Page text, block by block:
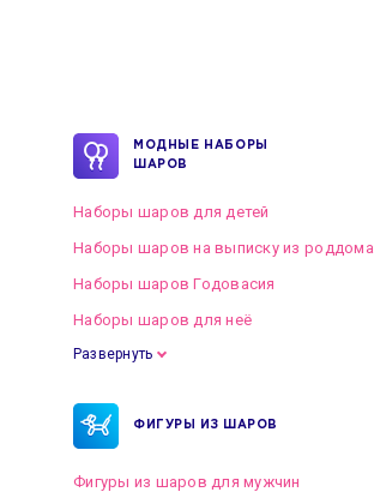
МОДНЫЕ НАБОРЫ
ШАРОВ
Наборы шаров для детей
Наборы шаров на выписку из роддома
Наборы шаров Годовасия
Наборы шаров для неё
Развернуть
ФИГУРЫ ИЗ ШАРОВ
Фигуры из шаров для мужчин